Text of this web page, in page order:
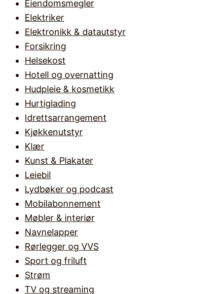
Eiendomsmegler
Elektriker
Elektronikk & datautstyr
Forsikring
Helsekost
Hotell og overnatting
Hudpleie & kosmetikk
Hurtiglading
Idrettsarrangement
Kjøkkenutstyr
Klær
Kunst & Plakater
Leiebil
Lydbøker og podcast
Mobilabonnement
Møbler & interiør
Navnelapper
Rørlegger og VVS
Sport og friluft
Strøm
TV og streaming